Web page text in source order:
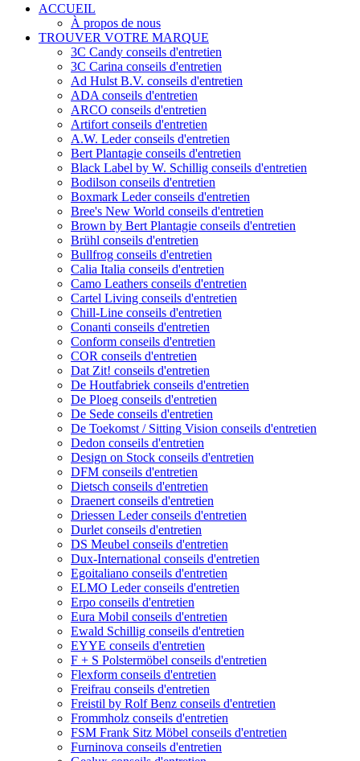
ACCUEIL
À propos de nous
TROUVER VOTRE MARQUE
3C Candy conseils d'entretien
3C Carina conseils d'entretien
Ad Hulst B.V. conseils d'entretien
ADA conseils d'entretien
ARCO conseils d'entretien
Artifort conseils d'entretien
A.W. Leder conseils d'entretien
Bert Plantagie conseils d'entretien
Black Label by W. Schillig conseils d'entretien
Bodilson conseils d'entretien
Boxmark Leder conseils d'entretien
Bree's New World conseils d'entretien
Brown by Bert Plantagie conseils d'entretien
Brühl conseils d'entretien
Bullfrog conseils d'entretien
Calia Italia conseils d'entretien
Camo Leathers conseils d'entretien
Cartel Living conseils d'entretien
Chill-Line conseils d'entretien
Conanti conseils d'entretien
Conform conseils d'entretien
COR conseils d'entretien
Dat Zit! conseils d'entretien
De Houtfabriek conseils d'entretien
De Ploeg conseils d'entretien
De Sede conseils d'entretien
De Toekomst / Sitting Vision conseils d'entretien
Dedon conseils d'entretien
Design on Stock conseils d'entretien
DFM conseils d'entretien
Dietsch conseils d'entretien
Draenert conseils d'entretien
Driessen Leder conseils d'entretien
Durlet conseils d'entretien
DS Meubel conseils d'entretien
Dux-International conseils d'entretien
Egoitaliano conseils d'entretien
ELMO Leder conseils d'entretien
Erpo conseils d'entretien
Eura Mobil conseils d'entretien
Ewald Schillig conseils d'entretien
EYYE conseils d'entretien
F + S Polstermöbel conseils d'entretien
Flexform conseils d'entretien
Freifrau conseils d'entretien
Freistil by Rolf Benz conseils d'entretien
Frommholz conseils d'entretien
FSM Frank Sitz Möbel conseils d'entretien
Furninova conseils d'entretien